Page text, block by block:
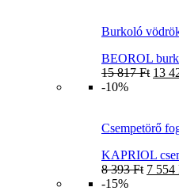
Burkoló
BEOROL
15 817Ft 13
-10%
Csempetörő
KAPRIOL
8 393Ft 7 554
-15%